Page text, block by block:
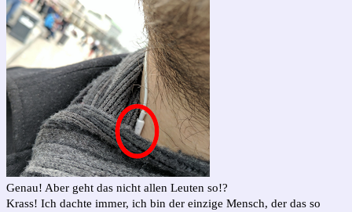
Genau! Aber geht das nicht allen Leuten so!?
Krass! Ich dachte immer, ich bin der einzige Mensch, der das so